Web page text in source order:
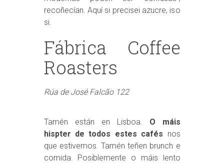
recoñecían. Aquí si precisei azucre, iso
si.
Fábrica Coffee
Roasters
Rúa de José Falcão 122
Tamén están en Lisboa. O máis
hispter de todos estes cafés nos
que estivemos. Tamén teñen brunch e
comida. Posiblemente o máis lento